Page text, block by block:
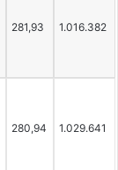
281,93 1.016.382
280,94 1.029.641